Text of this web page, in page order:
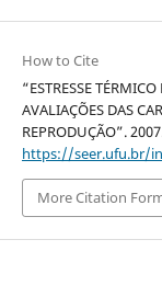
How to Cite
“ESTRESSE
AVALIAÇÕES DAS
REPRODUÇÃO”.
https://seer.ufu.br/
More Citation